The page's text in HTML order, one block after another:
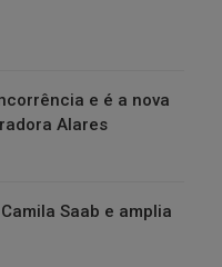
e é a nova
Alares
Saab e amplia